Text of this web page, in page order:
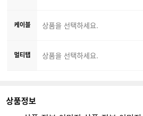
케이블 상품을 선택하세요.
멀티탭 상품을 선택하세요.
상품정보